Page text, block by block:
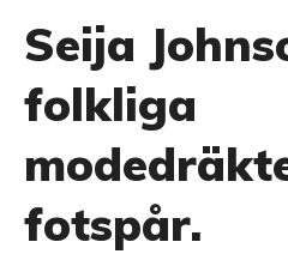
Seija
folkliga
fotspår.